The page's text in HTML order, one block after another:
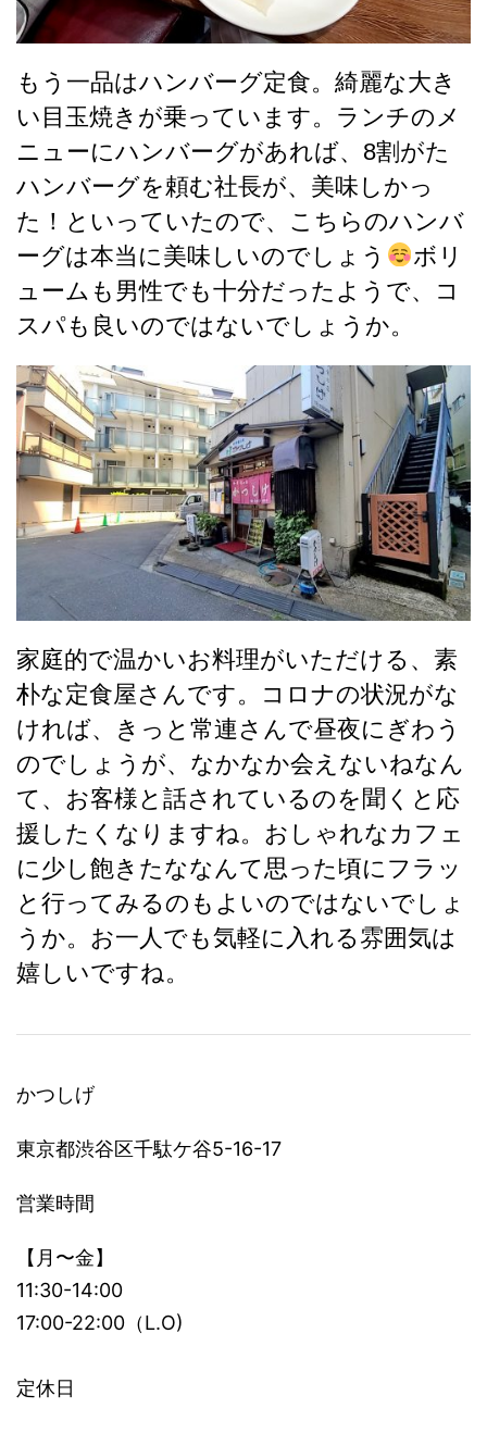
もう一品はハンバーグ定食。綺麗な大き
い目玉焼きが乗っています。ランチのメ
ニューにハンバーグがあれば、8割がた
ハンバーグを頼む社長が、美味しかっ
た！といっていたので、こちらのハンバ
ーグは本当に美味しいのでしょう
ボリ
ュームも男性でも十分だったようで、コ
スパも良いのではないでしょうか。
家庭的で温かいお料理がいただける、素
朴な定食屋さんです。コロナの状況がな
ければ、きっと常連さんで昼夜にぎわう
のでしょうが、なかなか会えないねなん
て、お客様と話されているのを聞くと応
援したくなりますね。おしゃれなカフェ
に少し飽きたななんて思った頃にフラッ
と行ってみるのもよいのではないでしょ
うか。お一人でも気軽に入れる雰囲気は
嬉しいですね。
かつしげ
東京都渋谷区千駄ケ谷5-16-17
営業時間
【月〜金】
11:30-14:00
17:00-22:00（L.O)
定休日